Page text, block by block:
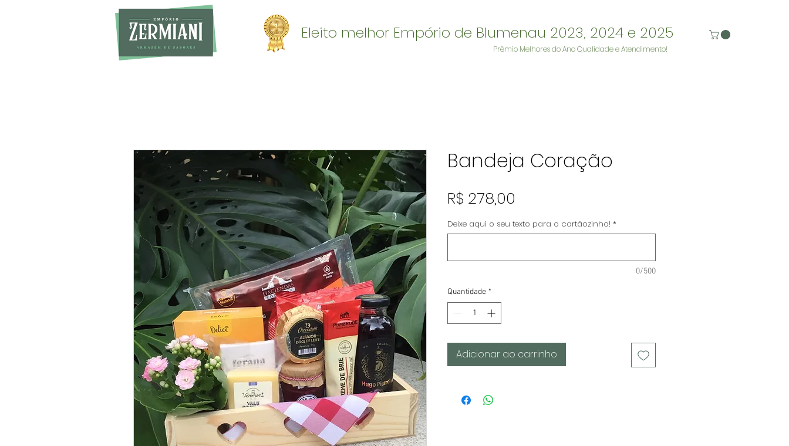
Eleito melhor Empório de Blumenau 2023, 2024 e 2025
Prêmio Melhores do Ano Qualidade e Atendimento!
Bandeja Coração
R$ 278,00
Deixe aqui o seu texto para o cartãozinho! *
0/500
Quantidade *
Adicionar ao carrinho